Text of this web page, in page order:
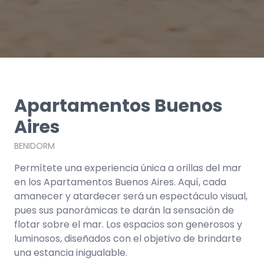
Apartamentos Buenos
Aires
BENIDORM
Permítete una experiencia única a orillas del mar
en los Apartamentos Buenos Aires. Aquí, cada
amanecer y atardecer será un espectáculo visual,
pues sus panorámicas te darán la sensación de
flotar sobre el mar. Los espacios son generosos y
luminosos, diseñados con el objetivo de brindarte
una estancia inigualable.